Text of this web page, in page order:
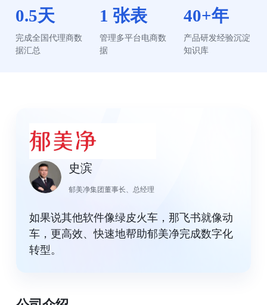
0.5天
完成全国代理商数
据汇总
1 张表
管理多平台电商数
据
40+年
产品研发经验沉淀
知识库
史滨
郁美净集团董事长、总经理
如果说其他软件像绿皮火车，那飞书就像动
车，更高效、快速地帮助郁美净完成数字化
转型。